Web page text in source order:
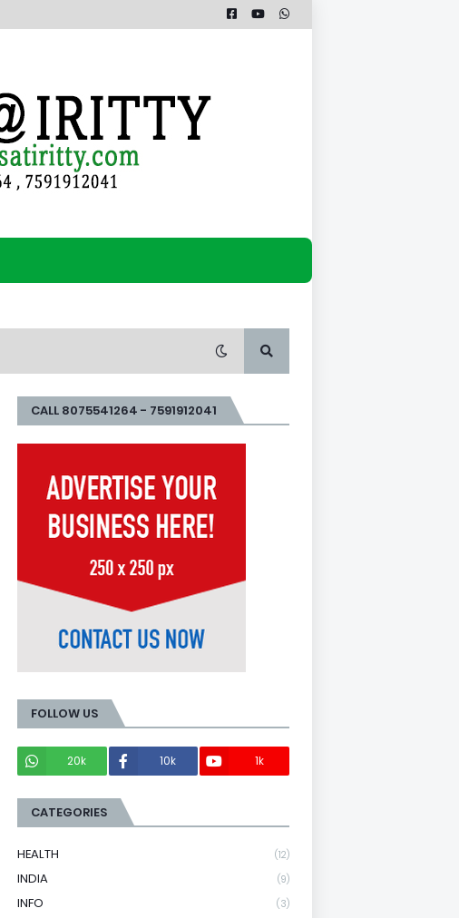
CALL 8075541264 - 7591912041
FOLLOW US
20k
10k 1k
CATEGORIES
HEALTH (12)
INDIA (9)
INFO (3)